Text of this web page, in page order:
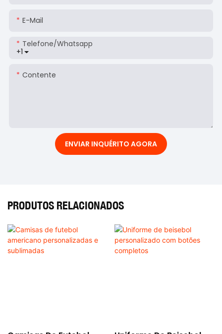
E-Mail
+1
Telefone/whatsapp
Contente
ENVIAR INQUÉRITO AGORA
PRODUTOS RELACIONADOS